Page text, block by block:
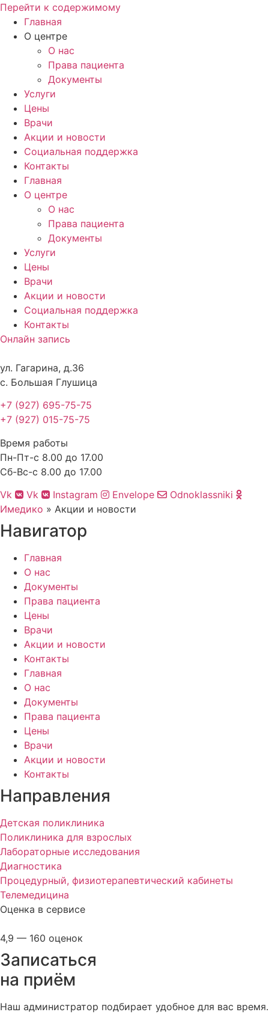
Перейти к содержимому
Главная
О центре
О нас
Права пациента
Документы
Услуги
Цены
Врачи
Акции и новости
Социальная поддержка
Контакты
Главная
О центре
О нас
Права пациента
Документы
Услуги
Цены
Врачи
Акции и новости
Социальная поддержка
Контакты
Онлайн запись
ул. Гагарина, д.36
с. Большая Глушица
+7 (927) 695-75-75
+7 (927) 015-75-75
Время работы
Пн-Пт-с 8.00 до 17.00
Сб-Вс-с 8.00 до 17.00
Vk
Vk Instagram Envelope
Odnoklassniki
Имедико » Акции и новости
Навигатор
Главная
О нас
Документы
Права пациента
Цены
Врачи
Акции и новости
Контакты
Главная
О нас
Документы
Права пациента
Цены
Врачи
Акции и новости
Контакты
Направления
Детская поликлиника
Поликлиника для взрослых
Лабораторные исследования
Диагностика
Процедурный, физиотерапевтический кабинеты
Телемедицина
Оценка в сервисе
4,9 — 160 оценок
Записаться
на приём
Наш администратор подбирает удобное для вас время.